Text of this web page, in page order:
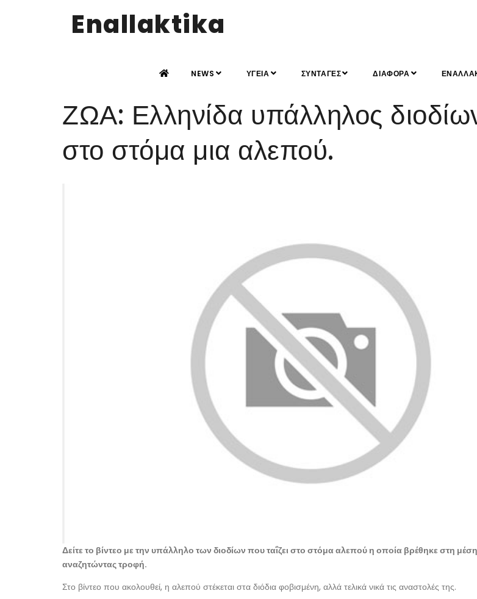
Enallaktika
NEWS ΥΓΕΙΑ ΣΥΝΤΑΓΕΣ ΔΙΑΦΟΡΑ
ΖΩΑ: Ελληνίδα υπάλληλος διοδίων
στο στόμα μια αλεπού.
Δείτε το βίντεο με την υπάλληλο των διοδίων που ταΐζει στο στόμα αλεπού η οποία βρέθηκε στη
αναζητώντας τροφή.
Στο βίντεο που ακολουθεί, η αλεπού στέκεται στα διόδια φοβισμένη, αλλά τελικά νικά τις αναστολές της.